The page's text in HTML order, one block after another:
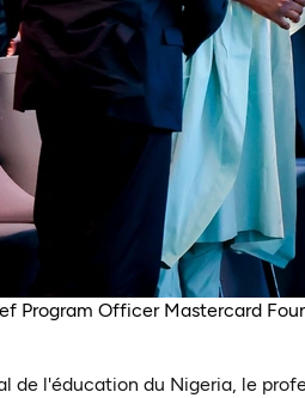
Program Officer Mastercard
de l'éducation du Nigeria, le